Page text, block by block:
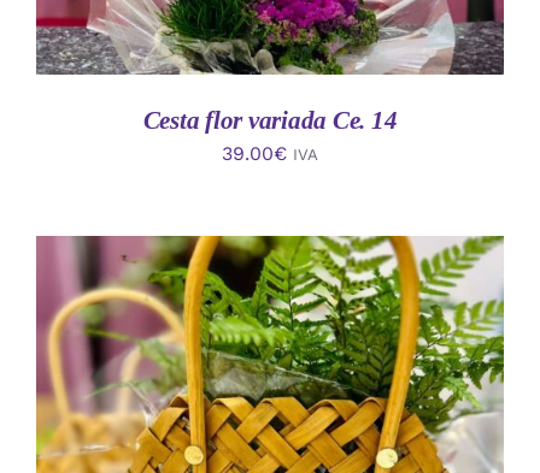
Cesta flor variada Ce. 14
39.00€ IVA
AÑADIR AL CARRITO